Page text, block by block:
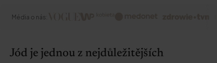
Média o nás:
Jód je jednou z nejdůležitějších